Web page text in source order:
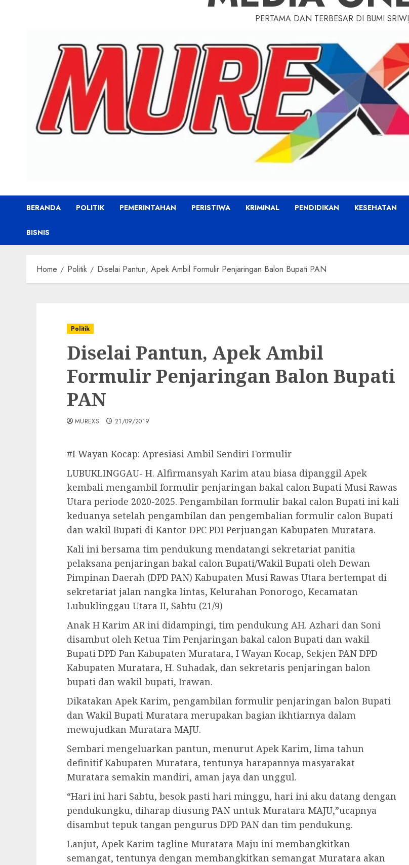
PERTAMA DAN TERBESAR DI BUMI
BERANDA POLITIK PEMERINTAHAN PERISTIWA KRIMINAL PENDIDIKAN KESEHATAN
BISNIS
Home Politik Diselai Pantun, Apek Ambil Formulir Penjaringan Balon Bupati PAN
Politik
Diselai Pantun, Apek Ambil
Formulir Penjaringan Balon Bupati
PAN
MUREXS 21/09/2019
#I Wayan Kocap: Apresiasi Ambil Sendiri Formulir
LUBUKLINGGAU- H. Alfirmansyah Karim atau biasa dipanggil Apek
kembali mengambil formulir penjaringan bakal calon Bupati Musi Rawas
Utara periode 2020-2025. Pengambilan formulir bakal calon Bupati ini kali
keduanya setelah pengambilan dan pengembalian formulir calon Bupati
dan wakil Bupati di Kantor DPC PDI Perjuangan Kabupaten Muratara.
Kali ini bersama tim pendukung mendatangi sekretariat panitia
pelaksana penjaringan bakal calon Bupati/Wakil Bupati oleh Dewan
Pimpinan Daerah (DPD PAN) Kabupaten Musi Rawas Utara bertempat di
sekretariat jalan nangka lintas, Kelurahan Ponorogo, Kecamatan
Lubuklinggau Utara II, Sabtu (21/9)
Anak H Karim AR ini didampingi, tim pendukung AH. Azhari dan Soni
disambut oleh Ketua Tim Penjaringan bakal calon Bupati dan wakil
Bupati DPD Pan Kabupaten Muratara, I Wayan Kocap, Sekjen PAN DPD
Kabupaten Muratara, H. Suhadak, dan sekretaris penjaringan balon
bupati dan wakil bupati, Irawan.
Dikatakan Apek Karim, pengambilan formulir penjaringan balon Bupati
dan Wakil Bupati Muratara merupakan bagian ikhtiarnya dalam
mewujudkan Muratara MAJU.
Sembari mengeluarkan pantun, menurut Apek Karim, lima tahun
definitif Kabupaten Muratara, tentunya harapannya masyarakat
Muratara semakin mandiri, aman jaya dan unggul.
“Hari ini hari Sabtu, besok pasti hari minggu, hari ini aku datang dengan
pendukungku, diharap diusung PAN untuk Muratara MAJU,”ucapnya
disambut tepuk tangan pengurus DPD PAN dan tim pendukung.
Lanjut, Apek Karim tagline Muratara Maju ini membangkitkan
semangat, tentunya dengan membangkitkan semangat Muratara akan